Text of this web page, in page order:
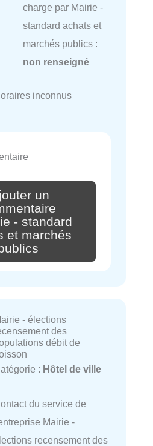
charge par Mairie -
standard achats et
marchés publics :
non renseigné
inconnus
un
- standard
et marchés
- élections
des
débit de
: Hôtel de ville
du service de
Mairie -
recensement des